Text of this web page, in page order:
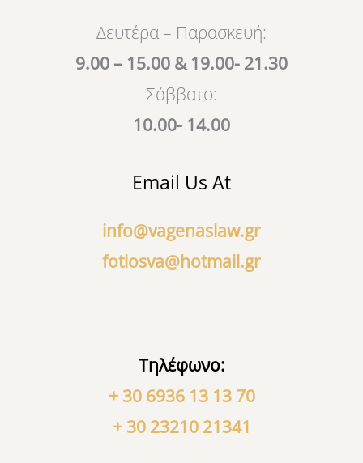
k
Δευτέρα – Παρασκευή:
9.00 – 15.00 & 19.00- 21.30
Σάββατο:
10.00- 14.00
Email Us At
info@vagenaslaw.gr
fotiosva@hotmail.gr
Τηλέφωνο:
+ 30 6936 13 13 70
+ 30 23210 21341